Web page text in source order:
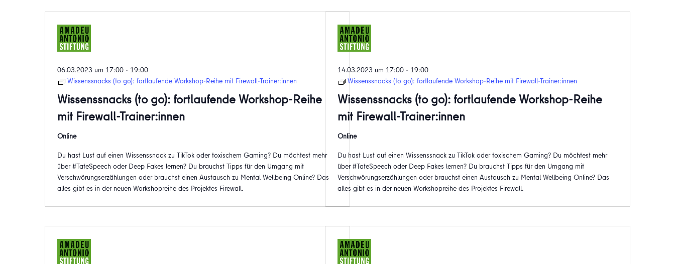
wählen.
Wissenssnacks (to go): fortlaufende Workshop-Reihe
mit Firewall-Trainer:innen
06.03.2023 um 17:00 - 19:00
Wissenssnacks (to go): fortlaufende Workshop-Reihe mit Firewall-Trainer:innen
Online
Du hast Lust auf einen Wissenssnack zu TikTok oder toxischem Gaming? Du möchtest mehr
über #TateSpeech oder Deep Fakes lernen? Du brauchst Tipps für den Umgang mit
Verschwörungserzählungen oder brauchst einen Austausch zu Mental Wellbeing Online? Das
alles gibt es in der neuen Workshopreihe des Projektes Firewall.
Wissenssnacks (to go): fortlaufende Workshop-Reihe
mit Firewall-Trainer:innen
14.03.2023 um 17:00 - 19:00
Wissenssnacks (to go): fortlaufende Workshop-Reihe mit Firewall-Trainer:innen
Online
Du hast Lust auf einen Wissenssnack zu TikTok oder toxischem Gaming? Du möchtest mehr
über #TateSpeech oder Deep Fakes lernen? Du brauchst Tipps für den Umgang mit
Verschwörungserzählungen oder brauchst einen Austausch zu Mental Wellbeing Online? Das
alles gibt es in der neuen Workshopreihe des Projektes Firewall.